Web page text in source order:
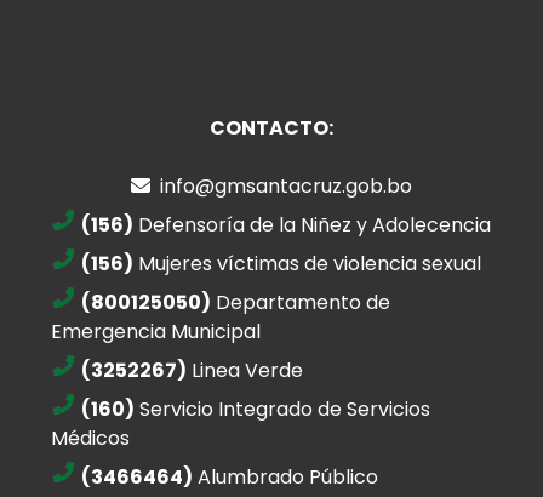
CONTACTO:
info@gmsantacruz.gob.bo
(156) Defensoría de la Niñez y Adolecencia
(156) Mujeres víctimas de violencia sexual
(800125050) Departamento de
Emergencia Municipal
(3252267) Linea Verde
(160) Servicio Integrado de Servicios
Médicos
(3466464) Alumbrado Público